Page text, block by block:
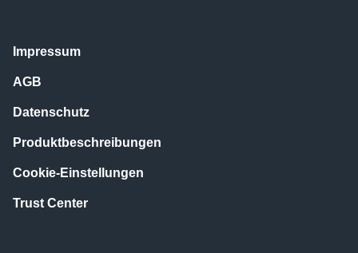
Impressum
AGB
Datenschutz
Produktbeschreibungen
Cookie-Einstellungen
Trust Center